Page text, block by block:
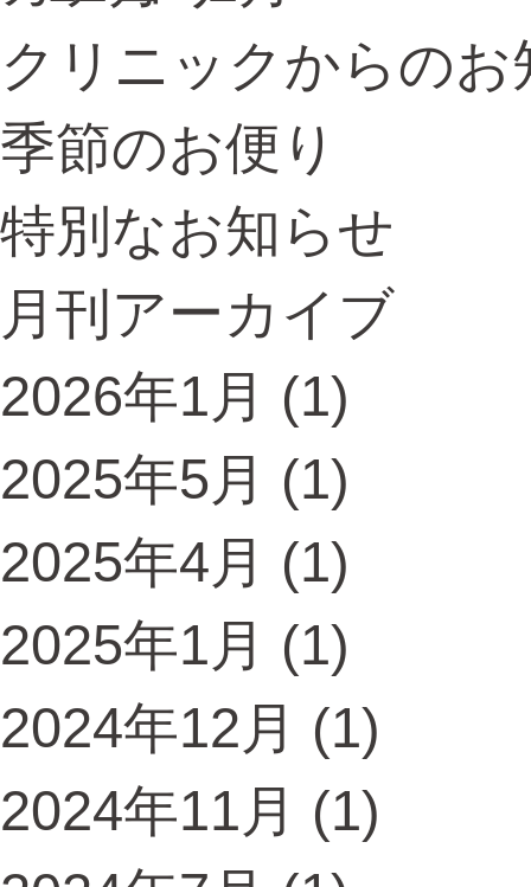
クリニックからのお
季節のお便り
特別なお知らせ
月刊アーカイブ
2026年1月 (1)
2025年5月 (1)
2025年4月 (1)
2025年1月 (1)
2024年12月 (1)
2024年11月 (1)